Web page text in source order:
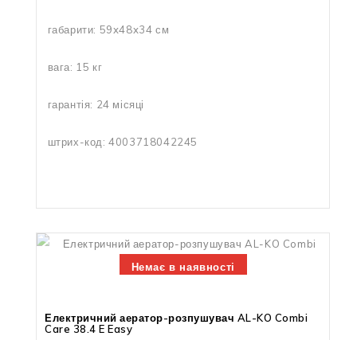
габарити: 59x48x34 см
вага: 15 кг
гарантія: 24 місяці
штрих-код: 4003718042245
Немає в наявності
Електричний аератор-розпушувач AL-KO Combi
Care 38.4 E Easy